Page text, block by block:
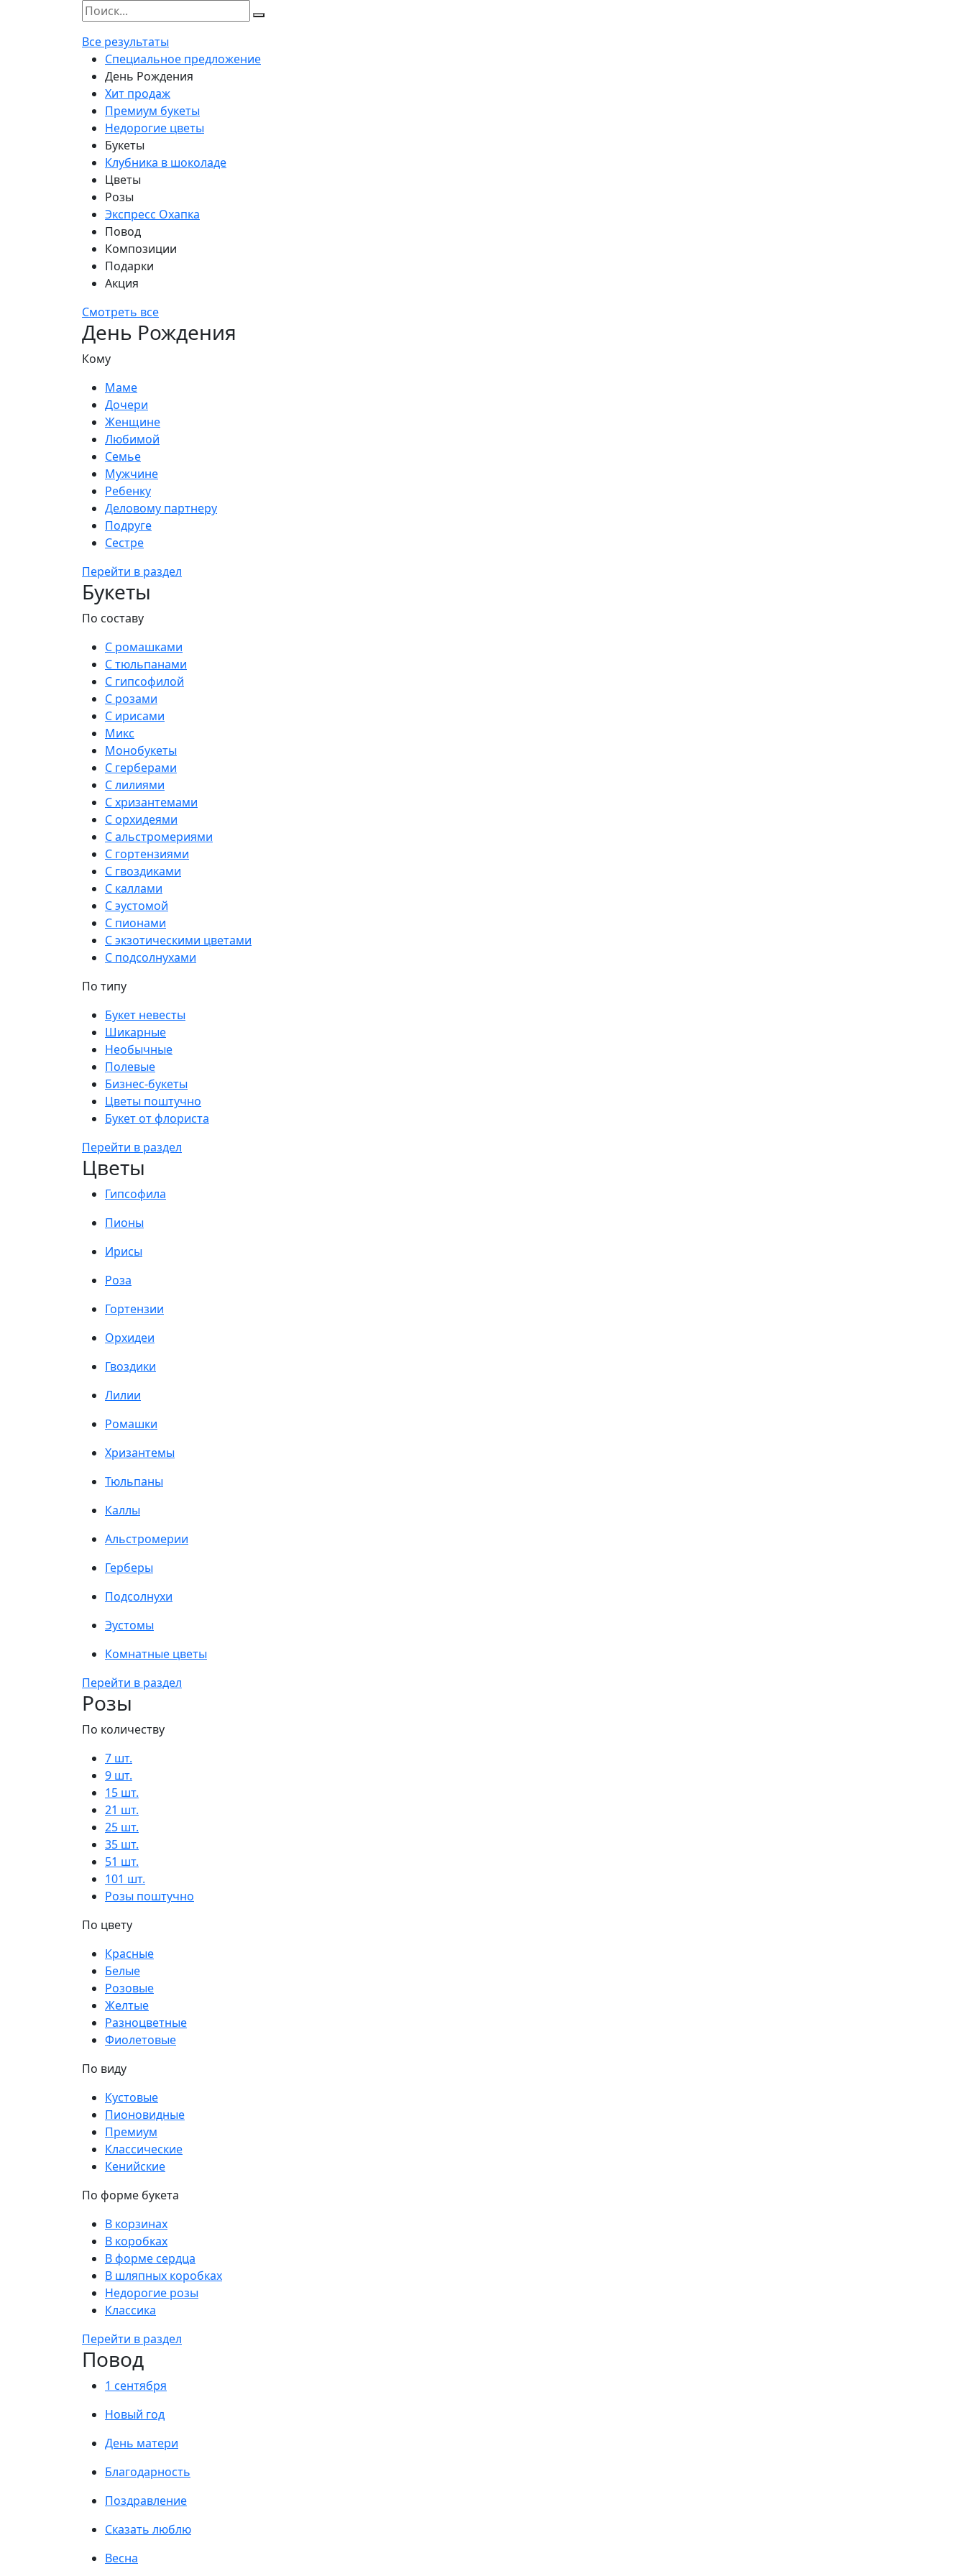
Все результаты
Специальное предложение
День Рождения
Хит продаж
Премиум букеты
Недорогие цветы
Букеты
Клубника в шоколаде
Цветы
Розы
Экспресс Охапка
Повод
Композиции
Подарки
Акция
Смотреть все
День Рождения
Кому
Маме
Дочери
Женщине
Любимой
Семье
Мужчине
Ребенку
Деловому партнеру
Подруге
Сестре
Перейти в раздел
Букеты
По составу
С ромашками
С тюльпанами
С гипсофилой
С розами
С ирисами
Микс
Монобукеты
С герберами
С лилиями
С хризантемами
С орхидеями
С альстромериями
С гортензиями
С гвоздиками
С каллами
С эустомой
С пионами
С экзотическими цветами
С подсолнухами
По типу
Букет невесты
Шикарные
Необычные
Полевые
Бизнес-букеты
Цветы поштучно
Букет от флориста
Перейти в раздел
Цветы
Гипсофила
Пионы
Ирисы
Роза
Гортензии
Орхидеи
Гвоздики
Лилии
Ромашки
Хризантемы
Тюльпаны
Каллы
Альстромерии
Герберы
Подсолнухи
Эустомы
Комнатные цветы
Перейти в раздел
Розы
По количеству
7 шт.
9 шт.
15 шт.
21 шт.
25 шт.
35 шт.
51 шт.
101 шт.
Розы поштучно
По цвету
Красные
Белые
Розовые
Желтые
Разноцветные
Фиолетовые
По виду
Кустовые
Пионовидные
Премиум
Классические
Кенийские
По форме букета
В корзинах
В коробках
В форме сердца
В шляпных коробках
Недорогие розы
Классика
Перейти в раздел
Повод
1 сентября
Новый год
День матери
Благодарность
Поздравление
Сказать люблю
Весна